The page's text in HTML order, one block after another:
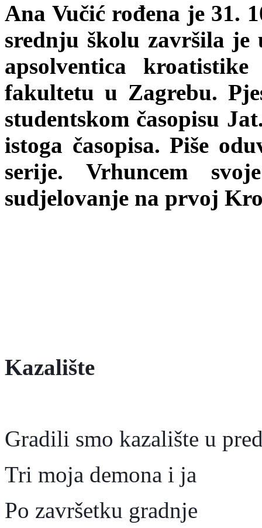
Ana Vučić rođena je 31.
srednju školu završila je
apsolventica
fakultetu u Zagrebu.
studentskom časopisu
istoga časopisa. Piše
serije. Vrhuncem
sudjelovanje na prvoj
Kazalište
Gradili smo kazalište u
Tri moja demona i ja
Po završetku gradnje